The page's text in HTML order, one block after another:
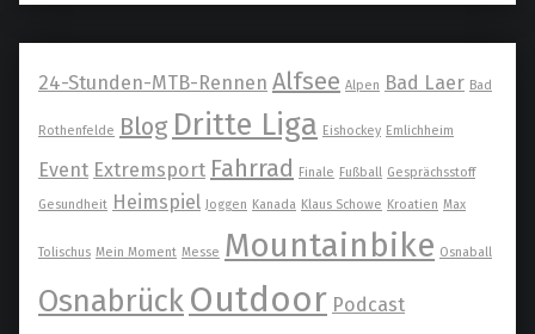
24-Stunden-MTB-Rennen Alfsee Alpen Bad Laer Bad
Rothenfelde Blog Dritte Liga Eishockey Emlichheim
Event Extremsport Fahrrad Finale Fußball Gesprächsstoff
Gesundheit Heimspiel Joggen Kanada Klaus Schowe Kroatien Max
Tolischus Mein Moment Messe Mountainbike Osnaball
OsnabrückOutdoor Podcast